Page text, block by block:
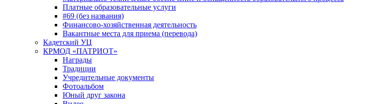
Платные образовательные услуги
#69 (без названия)
Финансово-хозяйственная деятельность
Вакантные места для приема (перевода)
Кадетский УЦ
КРМОД «ПАТРИОТ»
Награды
Традиции
Учредительные документы
Фотоальбом
Юный друг закона